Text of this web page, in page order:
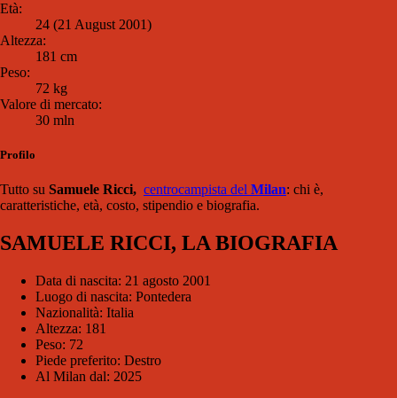
Età:
24 (21 August 2001)
Altezza:
181 cm
Peso:
72 kg
Valore di mercato:
30 mln
Profilo
Tutto su Samuele Ricci, centrocampista del Milan: chi è,
caratteristiche, età, costo, stipendio e biografia.
SAMUELE RICCI, LA BIOGRAFIA
Data di nascita: 21 agosto 2001
Luogo di nascita: Pontedera
Nazionalità: Italia
Altezza: 181
Peso: 72
Piede preferito: Destro
Al Milan dal: 2025